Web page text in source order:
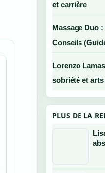
et carrière
Massage Duo
Conseils
Lorenzo
sobriété et
PLUS DE LA